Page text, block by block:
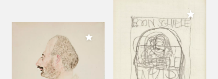
Meiner Sammlung hinzufügen
Meiner